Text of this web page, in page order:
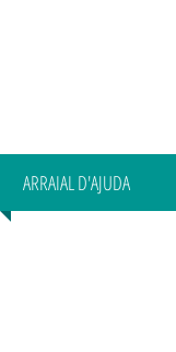
ARRAIAL D'AJUDA